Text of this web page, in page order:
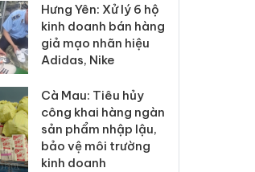
Hưng Yên: Xử lý 6 hộ
kinh doanh bán hàng
giả mạo nhãn hiệu
Adidas, Nike
Cà Mau: Tiêu hủy
công khai hàng ngàn
sản phẩm nhập lậu,
bảo vệ môi trường
kinh doanh